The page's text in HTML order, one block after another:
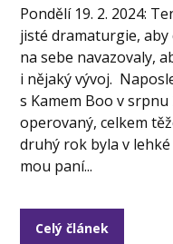
Pondělí 19. 2. 2024:
jisté dramaturgie, aby
na sebe navazovaly,
i nějaký vývoj.
s Kamem Boo v
operovaný, celkem
druhý rok byla v
mou paní...
Celý článek